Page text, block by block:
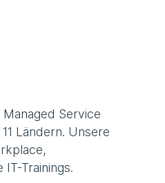
Service
Ländern. Unsere
Trainings.